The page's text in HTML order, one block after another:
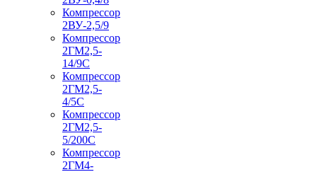
Компрессор
2ВУ-2,5/9
Компрессор
2ГМ2,5-
14/9С
Компрессор
2ГМ2,5-
4/5С
Компрессор
2ГМ2,5-
5/200С
Компрессор
2ГМ4-